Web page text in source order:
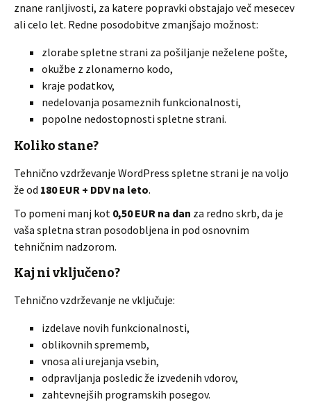
znane ranljivosti, za katere popravki obstajajo več mesecev
ali celo let. Redne posodobitve zmanjšajo možnost:
zlorabe spletne strani za pošiljanje neželene pošte,
okužbe z zlonamerno kodo,
kraje podatkov,
nedelovanja posameznih funkcionalnosti,
popolne nedostopnosti spletne strani.
Koliko stane?
Tehnično vzdrževanje WordPress spletne strani je na voljo
že od 180 EUR + DDV na leto.
To pomeni manj kot 0,50 EUR na dan za redno skrb, da je
vaša spletna stran posodobljena in pod osnovnim
tehničnim nadzorom.
Kaj ni vključeno?
Tehnično vzdrževanje ne vključuje:
izdelave novih funkcionalnosti,
oblikovnih sprememb,
vnosa ali urejanja vsebin,
odpravljanja posledic že izvedenih vdorov,
zahtevnejših programskih posegov.